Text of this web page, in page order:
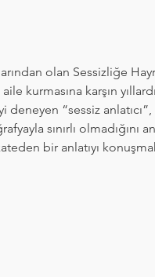
olan Sessizliğe
kurmasına karşın
“sessiz anlatıcı”,
sınırlı olmadığını
bir anlatıyı